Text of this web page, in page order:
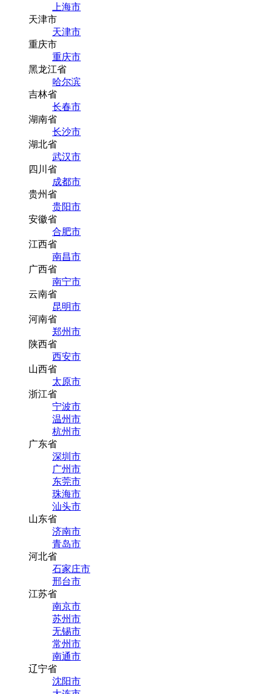
上海市
天津市
天津市
重庆市
重庆市
黑龙江省
哈尔滨
吉林省
长春市
湖南省
长沙市
湖北省
武汉市
四川省
成都市
贵州省
贵阳市
安徽省
合肥市
江西省
南昌市
广西省
南宁市
云南省
昆明市
河南省
郑州市
陕西省
西安市
山西省
太原市
浙江省
宁波市
温州市
杭州市
广东省
深圳市
广州市
东莞市
珠海市
汕头市
山东省
济南市
青岛市
河北省
石家庄市
邢台市
江苏省
南京市
苏州市
无锡市
常州市
南通市
辽宁省
沈阳市